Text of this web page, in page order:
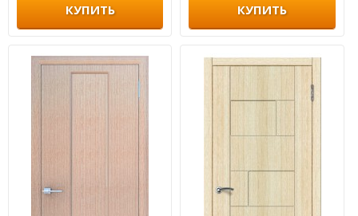
КУПИТЬ КУПИТЬ